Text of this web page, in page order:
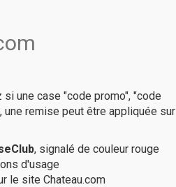
une case "code promo", "code
remise peut être appliquée sur
, signalé de couleur rouge
d'usage
le site Chateau.com